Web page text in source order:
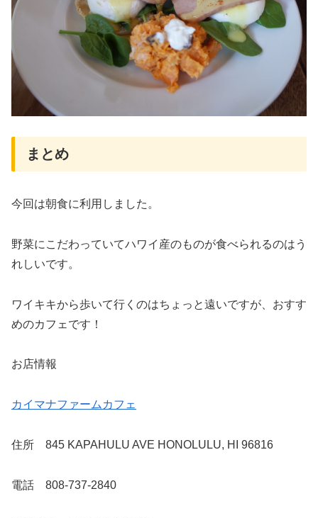
まとめ
今回は朝食に利用しました。
野菜にこだわっていてハワイ産のものが食べられるのはう
れしいです。
ワイキキから歩いて行くのはちょっと遠いですが、おすす
めのカフェです！
お店情報
カイマナファームカフェ
住所 845 KAPAHULU AVE HONOLULU, HI 96816
電話 808-737-2840